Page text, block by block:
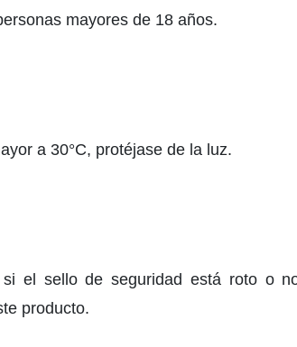
mayores de 18 años.
a 30°C, protéjase de la luz.
el sello de seguridad está roto o
producto.